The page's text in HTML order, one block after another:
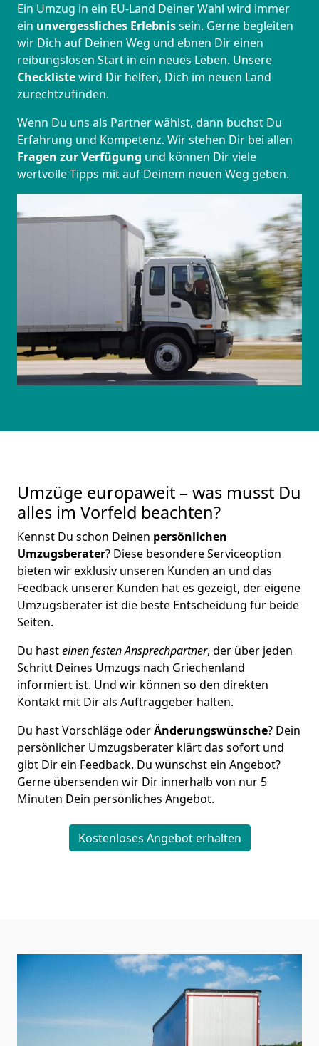
Ein Umzug in ein EU-Land Deiner Wahl wird immer
ein unvergessliches Erlebnissein. Gerne begleiten
wir Dich auf Deinen Weg und ebnen Dir einen
reibungslosen Start in ein neues Leben. Unsere
Checklistewird Dir helfen, Dich im neuen Land
zurechtzufinden.
Wenn Du uns als Partner wählst, dann buchst Du
Erfahrung und Kompetenz. Wir stehen Dir bei allen
Fragen zur Verfügung und können Dir viele
wertvolle Tipps mit auf Deinem neuen Weg geben.
Umzüge europaweit – was musst Du
alles im Vorfeld beachten?
Kennst Du schon Deinen persönlichen
Umzugsberater? Diese besondere Serviceoption
bieten wir exklusiv unseren Kunden an und das
Feedback unserer Kunden hat es gezeigt, der eigene
Umzugsberater ist die beste Entscheidung für beide
Seiten.
Du hasteinen festen Ansprechpartner, der über jeden
Schritt Deines Umzugs nach Griechenland
informiert ist. Und wir können so den direkten
Kontakt mit Dir als Auftraggeber halten.
Du hast Vorschläge oderÄnderungswünsche? Dein
persönlicher Umzugsberater klärt das sofort und
gibt Dir ein Feedback. Du wünschst ein Angebot?
Gerne übersenden wir Dir innerhalb von nur 5
Minuten Dein persönliches Angebot.
Kostenloses Angebot erhalten